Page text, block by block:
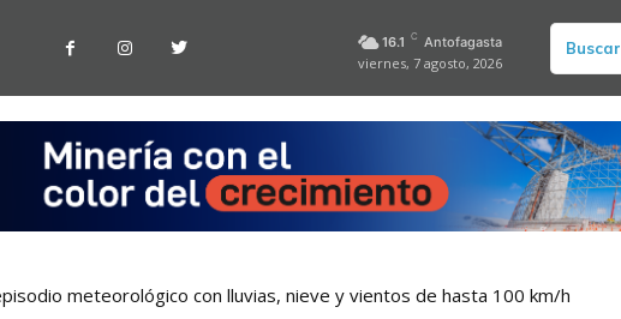
16.1 C Antofagasta
viernes, 7 agosto, 2026
Buscar
meteorológico con lluvias, nieve y vientos de hasta 100 km/h